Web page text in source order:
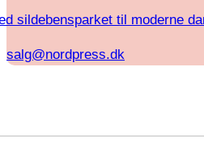
sildebensparket til moderne
salg@nordpress.dk